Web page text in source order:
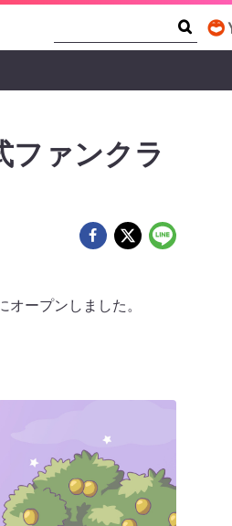
ファンクラ
ープンしました。